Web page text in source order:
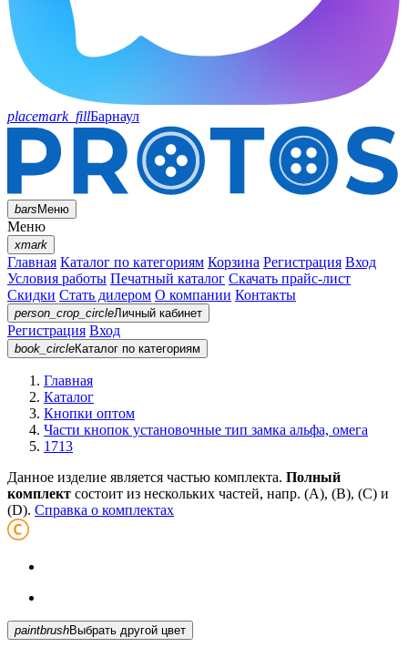
placemark_fillБарнаул
barsМеню
Меню
xmark
Главная Каталог по категориям Корзина Регистрация Вход
Условия работы Печатный каталог Скачать прайс-лист
Скидки Стать дилером О компании Контакты
person_crop_circleЛичный кабинет
Регистрация Вход
book_circleКаталог по категориям
Главная
Каталог
Кнопки оптом
Части кнопок установочные тип замка альфа, омега
1713
Данное изделие является частью комплекта. Полный
комплект состоит из нескольких частей, напр. (А), (B), (С) и
(D). Справка о комплектах
paintbrush Выбрать другой цвет